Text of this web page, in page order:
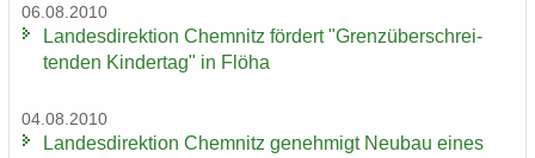
06.08.2010
Lan­des­di­rek­ti­on Chem­nitz för­dert "Grenz­über­schrei­
ten­den Kin­der­tag" in Flöha
04.08.2010
Lan­des­di­rek­ti­on Chem­nitz ge­neh­migt Neu­bau eines